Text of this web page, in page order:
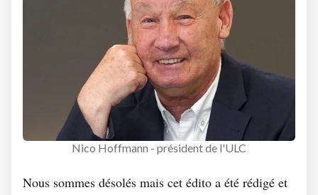
Nico Hoffmann - président de l'ULC
Nous sommes désolés mais cet édito a été rédigé et